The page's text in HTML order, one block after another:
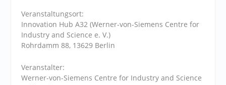
Veranstaltungsort:
Innovation Hub A32 (Werner-von-Siemens Centre for
Industry and Science e. V.)
Rohrdamm 88, 13629 Berlin
Veranstalter:
Werner-von-Siemens Centre for Industry and Science